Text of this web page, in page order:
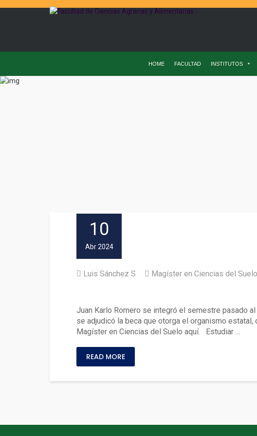
HOME FACULTAD INSTITUTOS
10
Abr 2024
Luis Sánchez S Magíster en Ciencias del Suelo
Juan Karlo Romero se integró el semestre pasado
se adjudicó la beca que otorga el organismo
Magíster en Ciencias del Suelo aquí. Estudiar …
READ MORE